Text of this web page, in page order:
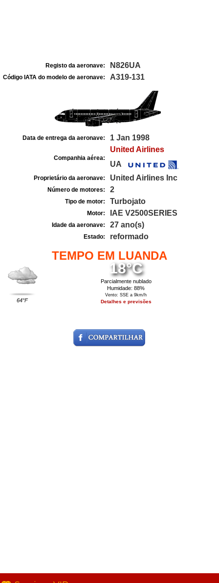
Registo da aeronave: N826UA
Código IATA do modelo de aeronave: A319-131
Data de entrega da aeronave: 1 Jan 1998
Companhia aérea:
United Airlines
UA
Proprietário da aeronave: United Airlines Inc
Número de motores: 2
Tipo de motor: Turbojato
Motor: IAE V2500SERIES
Idade da aeronave: 27 ano(s)
Estado: reformado
TEMPO EM LUANDA
64°F
18°C
Parcialmente nublado
Humidade: 88%
Vento: SSE a 9km/h
Detalhes e previsões